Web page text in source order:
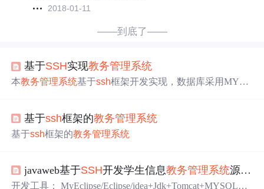
2018-01-11
——到底了——
基于SSH实现教务管理系统
本教务管理系统基于ssh框架开发实现，数据库采用MYSQ
授课信息等。教师管理授课相关信息，学生管理自己相关
选课信息。 系统部分功能展示如下： 系统管理员登陆： ht
教师所教课程 学生选课信息...
基于ssh框架的教务管理系统
基于ssh框架的教务管理系统
javaweb基于SSH开发学生信息教务管理系统源码 大作业 课程设计
开发工具： MyEclipse/Eclipse/idea+Jdk+Tomcat+MYSQL数